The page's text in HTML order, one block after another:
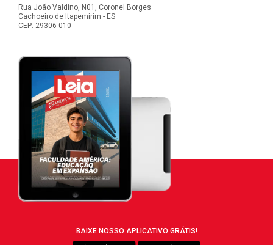
Rua João Valdino, N01, Coronel Borges
Cachoeiro de Itapemirim - ES
CEP: 29306-010
BAIXE NOSSO APLICATIVO GRÁTIS!